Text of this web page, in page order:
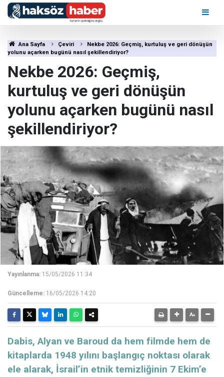
Ana Sayfa Çeviri
Nekbe 2026: Geçmiş, kurtuluş ve geri dönüşün
yolunu açarken bugünü nasıl şekillendiriyor?
Nekbe 2026: Geçmiş,
kurtuluş ve geri dönüşün
yolunu açarken bugünü nasıl
şekillendiriyor?
Yayınlanma: 15/05/2026 11:34
Güncelleme: 16/05/2026 14:20
Dabis, Alyan ve Baroud da hem filmde hem de
kitaplarda 1948 yılını başlangıç noktası olarak
ele alarak, İsrail’in etnik temizliğinin 7 Ekim’e